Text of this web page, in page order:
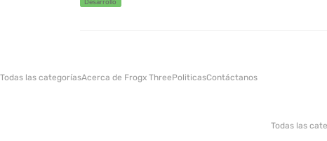
Desarrollo
Todas las categoríasAcerca de Frogx ThreePoliticasContáctanos
Todas las